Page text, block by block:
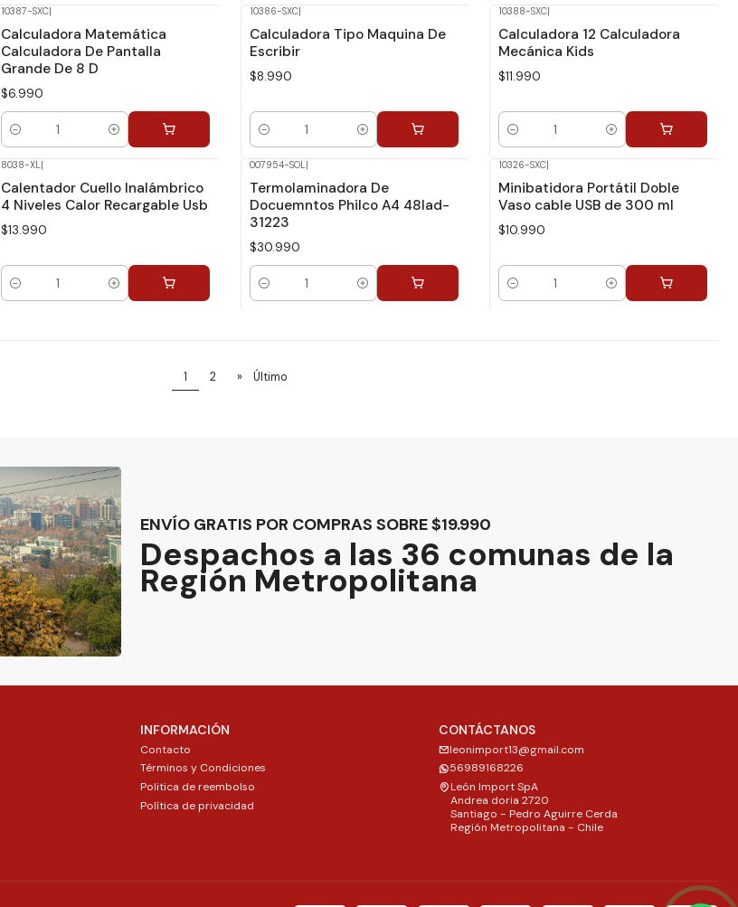
10387-SXC|
Calculadora Matemática
Calculadora De Pantalla
Grande De 8 D
$6.990
Cantidad
10386-SXC|
Calculadora Tipo Maquina De
Escribir
$8.990
Cantidad
10388-SXC|
Calculadora 12 Calculadora
Mecánica Kids
$11.990
Cantidad
8038-XL|
Calentador Cuello Inalámbrico
4 Niveles Calor Recargable Usb
$13.990
Cantidad
007954-SOL|
Termolaminadora De
Docuemntos Philco A4 48lad-
31223
$30.990
Cantidad
10326-SXC|
Minibatidora Portátil Doble
Vaso cable USB de 300 ml
$10.990
Cantidad
1 2 » Último
ENVÍO GRATIS POR COMPRAS SOBRE $19.990
Despachos a las 36 comunas de la
Región Metropolitana
INFORMACIÓN
Contacto
Términos y Condiciones
Politica de reembolso
Política de privacidad
CONTÁCTANOS
leonimport13@gmail.com
56989168226
León Import SpA
Andrea doria 2720
Santiago - Pedro Aguirre Cerda
Región Metropolitana - Chile